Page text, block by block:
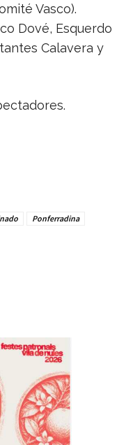
Vasco).
Dové, Esquerdo
Calavera y
Ponferradina